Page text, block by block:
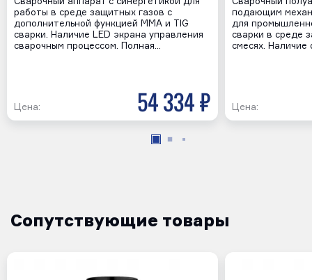
работы в среде защитных газов с
дополнительной функцией MMA и TIG
сварки. Наличие LED экрана управления
сварочным процессом. Полная…
Цена: 54 334 р
подающим
для
сварки в среде
смесях. Наличие
Цена:
Сопутствующие товары